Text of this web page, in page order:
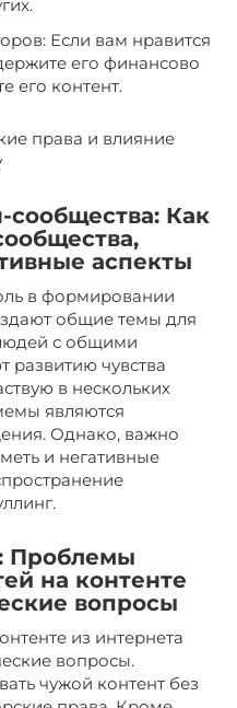
Если вам нравится
его финансово
его контент.
Как
аспекты
в формировании
общие темы для
с общими
развитию чувства
в нескольких
являются
Однако, важно
и негативные
Проблемы
на контенте
вопросы
из интернета
вопросы.
чужой контент без